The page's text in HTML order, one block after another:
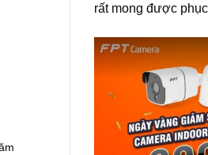
rất mong được